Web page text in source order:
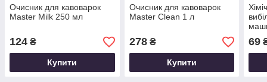
Очисник для кавоварок
Master Milk 250 мл
124 ₴
Купити
Очисник для кавоварок
Master Clean 1 л
278₴
Купити
69